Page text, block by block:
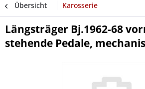
Übersicht Karosserie
Längsträger Bj.1962-68
stehende Pedale,